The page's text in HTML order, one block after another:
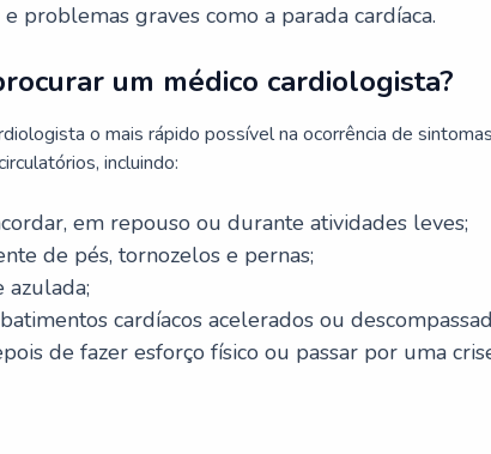
problemas graves como a parada cardíaca.
um médico cardiologista?
o mais rápido possível na ocorrência de
incluindo:
em repouso ou durante atividades leves;
de pés, tornozelos e pernas;
azulada;
cardíacos acelerados ou
de fazer esforço físico ou passar por uma